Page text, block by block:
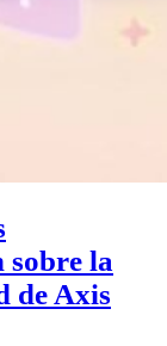
sobre la
de Axis